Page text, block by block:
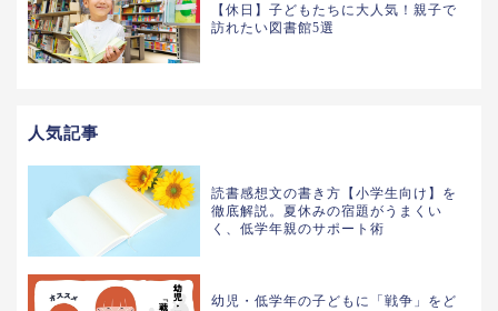
【休日】子どもたちに大人気！親子で
訪れたい図書館5選
人気記事
読書感想文の書き方【小学生向け】を
徹底解説。夏休みの宿題がうまくい
く、低学年親のサポート術
幼児・低学年の子どもに「戦争」をど